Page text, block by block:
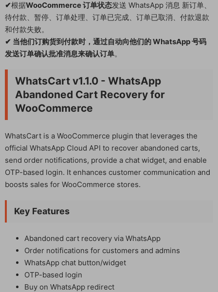
✔根据WooCommerce 订单状态发送 WhatsApp 消息 新订单、
待付款、暂停、订单处理、订单已完成、订单已取消、付款退款
和付款失败。
✔ 当他们订购货到付款时，通过自动向他们的 WhatsApp 号码
发送订单确认批准消息来确认订单。
WhatsCart v1.1.0 - WhatsApp
Abandoned Cart Recovery for
WooCommerce
WhatsCart is a WooCommerce plugin that leverages the
official WhatsApp Cloud API to recover abandoned carts,
send order notifications, provide a chat widget, and enable
OTP-based login. It enhances customer communication and
boosts sales for WooCommerce stores.
Key Features
Abandoned cart recovery via WhatsApp
Order notifications for customers and admins
WhatsApp chat button/widget
OTP-based login
Buy on WhatsApp redirect